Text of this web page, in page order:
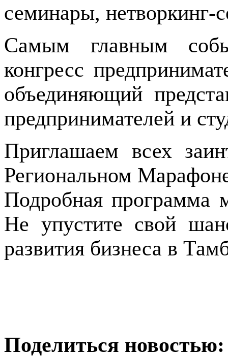
семинары,
Самым главным
конгресс
объединяющий
предпринимателей и
Приглашаем всех
Региональном
Подробная программа
Не упустите свой
развития бизнеса в
Поделиться новостью: